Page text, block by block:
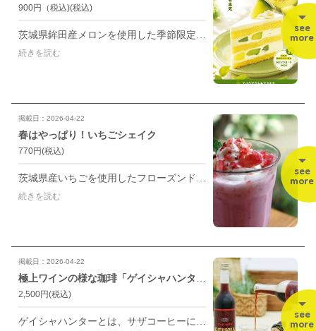
900円（税込)(税込)
茨城県鉾田産メロンを使用した季節限定ショートケーキです。
続きを読む
see
more
掲載日：2026-04-22
春はやっぱり！いちごシェイク
770円(税込)
茨城県産いちごを使用したフローズンドリンクです。 アクセントに練乳を加える事で濃厚な味わいに仕上げました。 この時期イチオシのドリンクメニューです！
続きを読む
see
more
掲載日：2026-04-22
極上ワインの様な珈琲「ゲイシャハンター コールドブリュー500ml」
2,500円(税込)
ゲイシャハンターとは、サザコーヒーにとっての三大ゲイシャ産地【パナマ、エチオピア、コロンビア】のゲイシャのブレンドです。 豆やカップオンでも大人気のブレンドを贅沢に使用して、じっくりと水で抽出したコールドブリューコーヒー。
see
more